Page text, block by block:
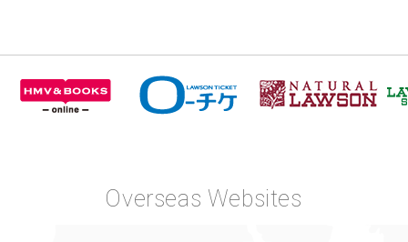
Overseas Websites